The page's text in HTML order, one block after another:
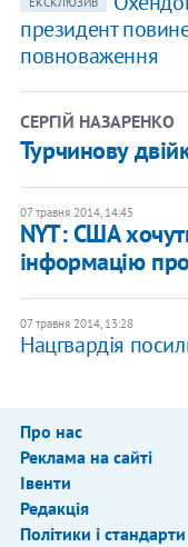
президент
повноваження
СЕРГІЙ НАЗАРЕНКО
Турчинову
07 травня 2014, 14:45
NYT: США
інформацію
07 травня 2014, 13:28
Нацгвардія
Про нас
Реклама на сайті
Івенти
Редакція
Політики і стандарти